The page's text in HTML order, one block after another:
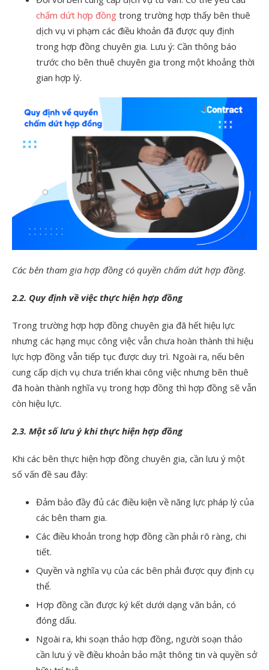
chấm dứt hợp đồng trong trường hợp thấy bên thuê
dịch vụ vi phạm các điều khoản đã được quy định
trong hợp đồng chuyên gia. Lưu ý: Cần thông báo
trước cho bên thuê chuyên gia trong một khoảng thời
gian hợp lý.
Các bên tham gia hợp đồng có quyền chấm dứt hợp đồng.
2.2. Quy định về việc thực hiện hợp đồng
Trong trường hợp hợp đồng chuyên gia đã hết hiệu lực
nhưng các hạng mục công việc vẫn chưa hoàn thành thì hiệu
lực hợp đồng vẫn tiếp tục được duy trì. Ngoài ra, nếu bên
cung cấp dịch vụ chưa triển khai công việc nhưng bên thuê
đã hoàn thành nghĩa vụ trong hợp đồng thì hợp đồng sẽ vẫn
còn hiệu lực.
2.3. Một số lưu ý khi thực hiện hợp đồng
Khi các bên thực hiện hợp đồng chuyên gia, cần lưu ý một
số vấn đề sau đây:
Đảm bảo đầy đủ các điều kiện về năng lực pháp lý của
các bên tham gia.
Các điều khoản trong hợp đồng cần phải rõ ràng, chi
tiết.
Quyền và nghĩa vụ của các bên phải được quy định cụ
thể.
Hợp đồng cần được ký kết dưới dạng văn bản, có
đóng dấu.
Ngoài ra, khi soạn thảo hợp đồng, người soạn thảo
cần lưu ý về điều khoản bảo mật thông tin và quyền sở